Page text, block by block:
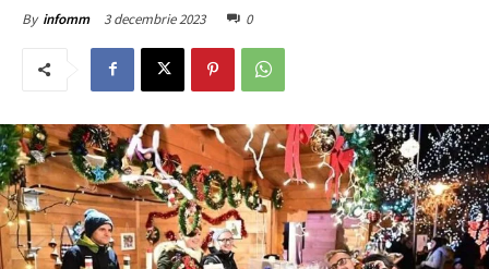
By infomm 3 decembrie 2023 0